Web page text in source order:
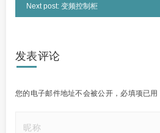
Next post: 变频控制柜
发表评论
您的电子邮件地址不会被公开， 必填项已用